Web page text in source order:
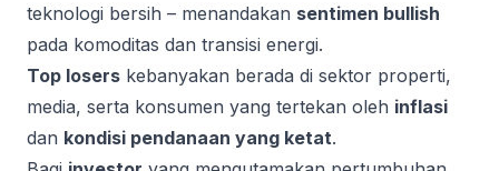
teknologi bersih – menandakan sentimen bullish
pada komoditas dan transisi energi.
Top losers kebanyakan berada di sektor properti,
media, serta konsumen yang tertekan oleh inflasi
dan kondisi pendanaan yang ketat.